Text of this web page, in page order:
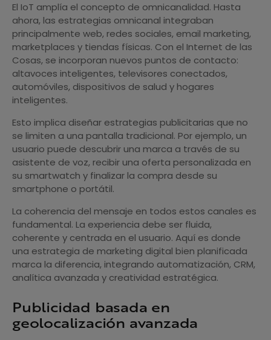
El IoT amplía el concepto de omnicanalidad. Hasta
ahora, las estrategias omnicanal integraban
principalmente web, redes sociales, email marketing,
marketplaces y tiendas físicas. Con el Internet de las
Cosas, se incorporan nuevos puntos de contacto:
altavoces inteligentes, televisores conectados,
automóviles, dispositivos de salud y hogares
inteligentes.
Esto implica diseñar estrategias publicitarias que no
se limiten a una pantalla tradicional. Por ejemplo, un
usuario puede descubrir una marca a través de su
asistente de voz, recibir una oferta personalizada en
su smartwatch y finalizar la compra desde su
smartphone o portátil.
La coherencia del mensaje en todos estos canales es
fundamental. La experiencia debe ser fluida,
coherente y centrada en el usuario. Aquí es donde
una estrategia de marketing digital bien planificada
marca la diferencia, integrando automatización, CRM,
analítica avanzada y creatividad estratégica.
Publicidad basada en
geolocalización avanzada